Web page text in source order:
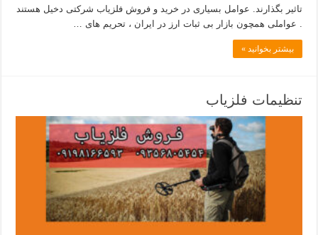
تاثیر بگذارند. عوامل بسیاری در خرید و فروش فلزیاب شرکتی دخیل هستند
. عواملی همچون بازار بی ثبات ارز در ایران ، تحریم های …
بیشتر بخوانید »
تنظیمات فلزیاب